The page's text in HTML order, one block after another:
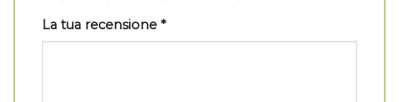
La tua recensione *